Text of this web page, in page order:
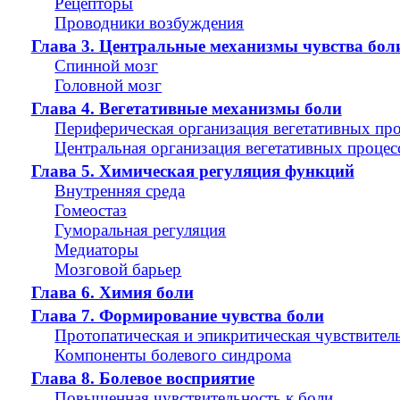
Проводники возбуждения
Глава 3. Центральные механизмы чувства
Спинной мозг
Головной мозг
Глава 4. Вегетативные механизмы боли
Периферическая организация вегетативных
Центральная организация вегетативных
Глава 5. Химическая регуляция функций
Внутренняя среда
Гомеостаз
Гуморальная регуляция
Медиаторы
Мозговой барьер
Глава 6. Химия боли
Глава 7. Формирование чувства боли
Протопатическая и эпикритическая
Компоненты болевого синдрома
Глава 8. Болевое восприятие